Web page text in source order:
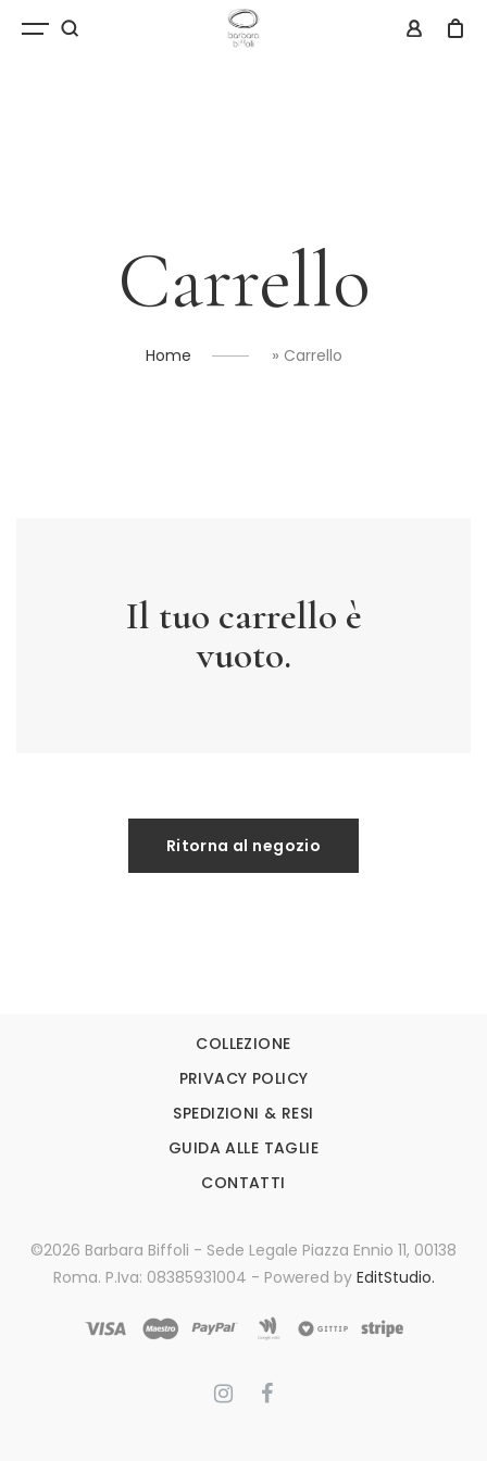
Carrello
Home » Carrello
Il tuo carrello è
vuoto.
Ritorna al negozio
COLLEZIONE
PRIVACY POLICY
SPEDIZIONI & RESI
GUIDA ALLE TAGLIE
CONTATTI
©2026 Barbara Biffoli - Sede Legale Piazza Ennio 11, 00138
Roma. P.Iva: 08385931004 - Powered by EditStudio.